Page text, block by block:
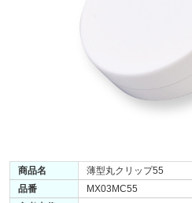
商品名
薄型丸クリップ55
品番
MX03MC55